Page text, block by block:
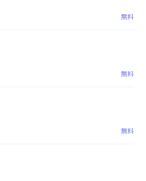
無料
無料
無料